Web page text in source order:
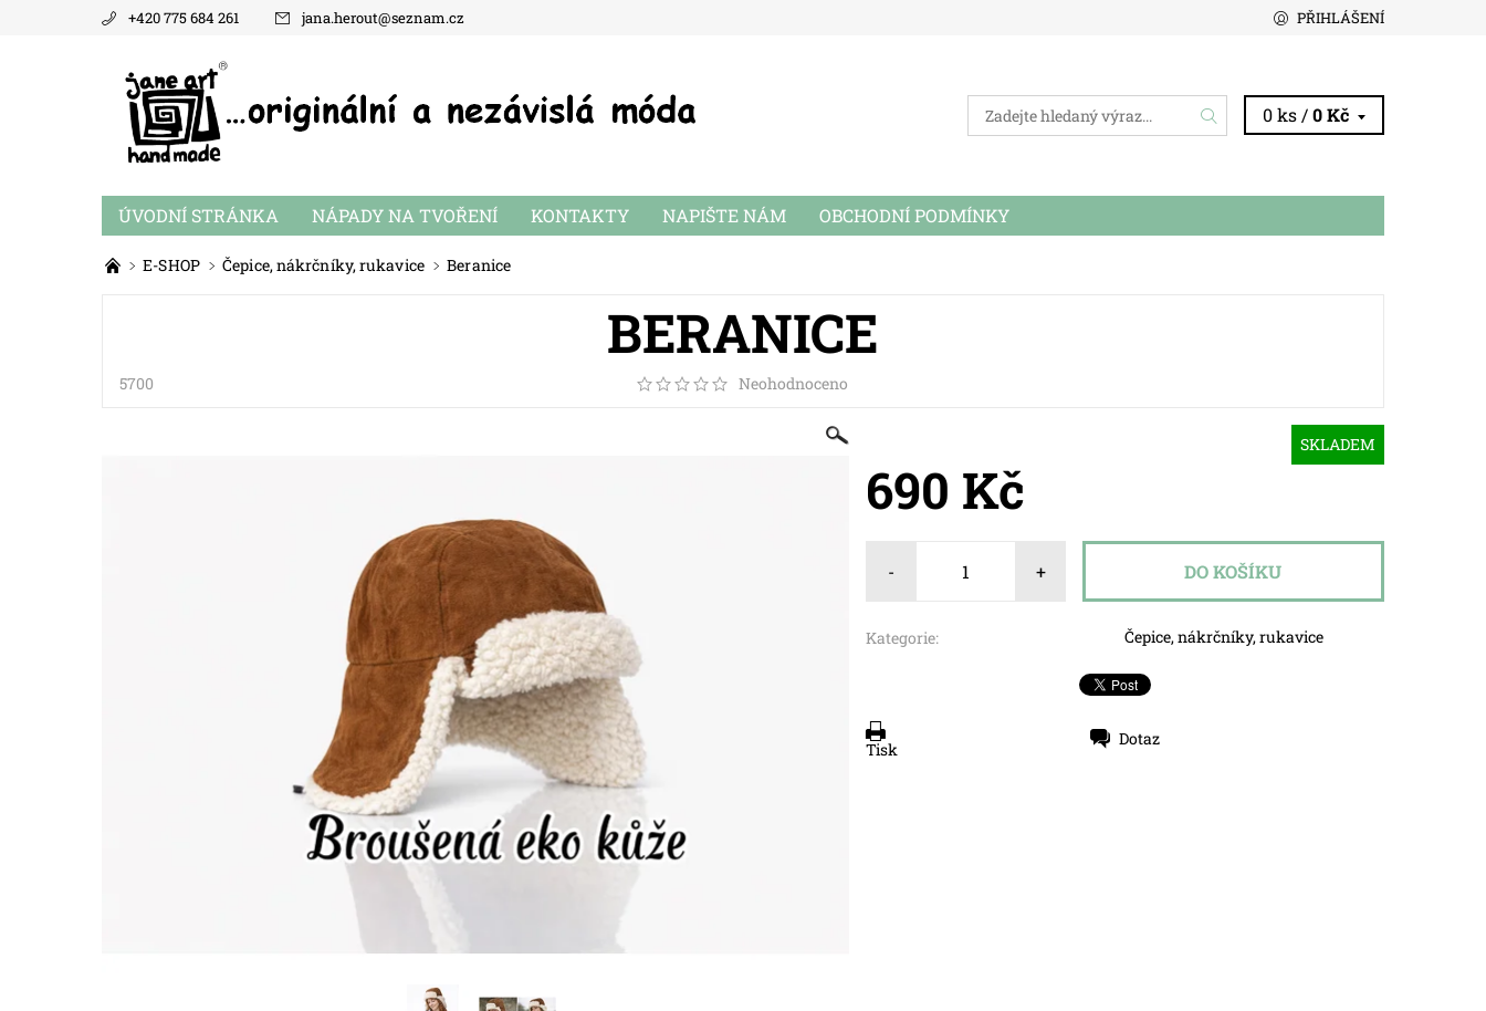
+420 775 684 261 jana.herout@seznam.cz PŘIHLÁŠENÍ
0 ks /0 Kč
ÚVODNÍ STRÁNKA NÁPADY NA TVOŘENÍ KONTAKTY NAPIŠTE NÁM OBCHODNÍ PODMÍNKY
E-SHOP Čepice, nákrčníky, rukavice Beranice
BERANICE
5700 Neohodnoceno
SKLADEM
690 Kč
- +
Kategorie: Čepice, nákrčníky, rukavice
Tisk
Dotaz